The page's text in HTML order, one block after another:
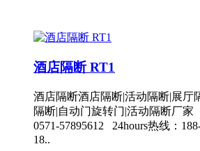
酒店隔断 RT1
酒店隔断酒店隔断|活动隔断|展厅
隔断|自动门旋转门|活动隔断厂家
0571-57895612 24hours热线：
18..